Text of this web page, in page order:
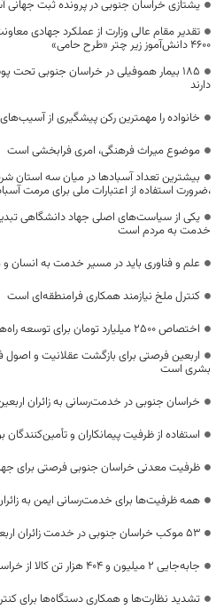
یشتازی خراسان جنوبی در پرونده ثبت جهانی
تقدیر مقام عالی وزارت از عملکرد جهادی
۴۶۰۰ دانش‌آموز زیر چتر «طرح حامی»
۱۸۵ بیمار هموفیلی در خراسان جنوبی
دارند
خانواده را مهمترین رکن پیشگیری از
موضوع میراث فرهنگی، امری فرابخشی است
بیشترین تعداد آسبادها در میان سه استان
،ضرورت استفاده از اعتبارات ملی برای مرمت
یکی از سیاست‌های اصلی جهاد دانشگاهی
خدمت به مردم است
علم و فناوری باید در مسیر خدمت به انسان و
کنترل ملخ نیازمند همکاری فرامنطقه‌ای است
اختصاص 2500 میلیارد تومان برای توسعه راه‌های دوبانده خراسان جنوبی
اربعین فرصتی برای بازگشت عقلانیت و
بشری است
خراسان جنوبی در خدمت‌رسانی به زائران
استفاده از ظرفیت پیمانکاران و
ظرفیت معدنی خراسان جنوبی فرصتی برای
همه ظرفیت‌ها برای خدمت‌رسانی ایمن به
53 موکب خراسان جنوبی در خدمت زائران اربعین
جابه‌جایی 2 میلیون و 404 هزار تن کالا از خراسان جنوبی به سراسر کشور
تشدید نظارت‌ها و همکاری دستگاه‌ها برای